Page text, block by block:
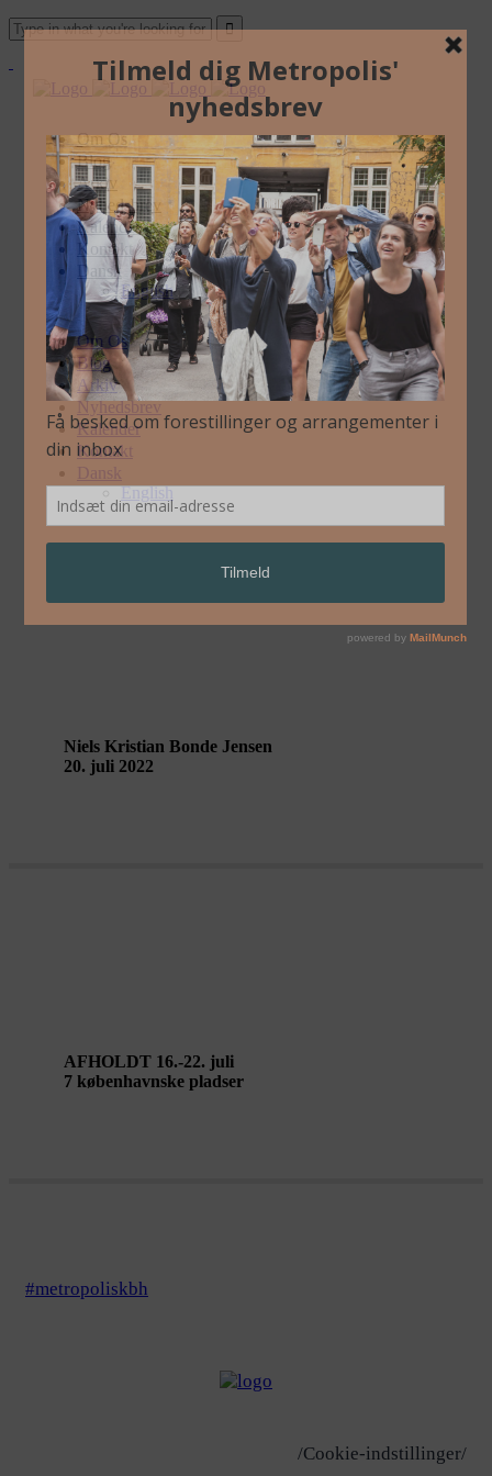
Om Os
Blog
Arkiv
Nyhedsbrev
Kalender
Kontakt
Dansk
English
Om Os
Blog
Arkiv
Nyhedsbrev
Kalender
Kontakt
Dansk
English
En rumlen fra Jordens kerne –
Niels Kristian Bonde Jensen
20. juli 2022
AFHOLDT 16.-22. juli
7 københavnske pladser
#metropoliskbh
/Cookie-indstillinger/